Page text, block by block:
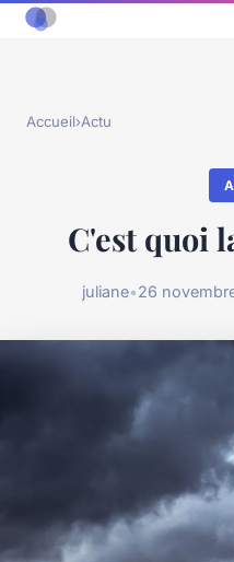
Accueil›Actu
C'est quoi
juliane•26